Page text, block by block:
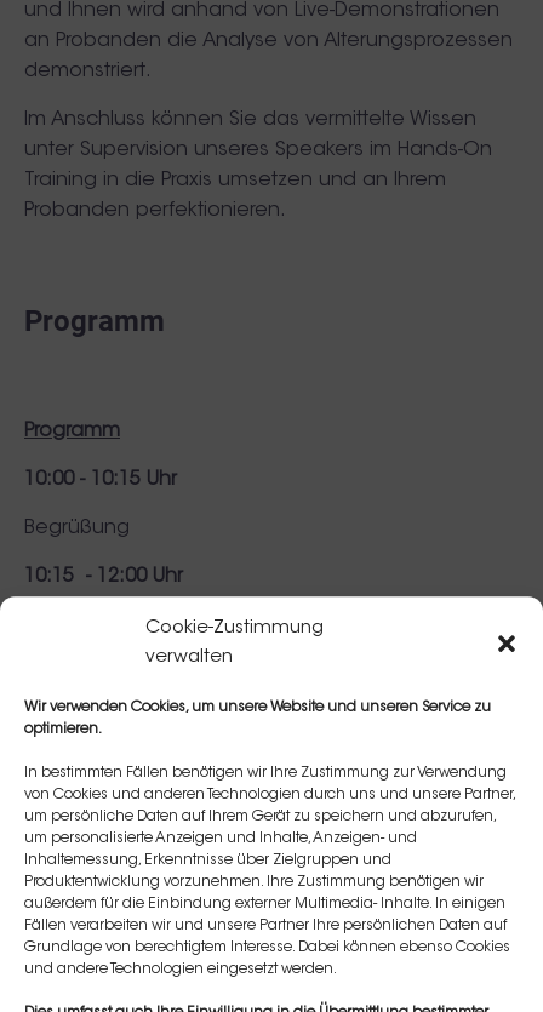
Cookie-Zustimmung
verwalten
Wir verwenden Cookies, um unsere Website und unseren Service zu
optimieren.
In bestimmten Fällen benötigen wir Ihre Zustimmung zur Verwendung
von Cookies und anderen Technologien durch uns und unsere Partner,
um persönliche Daten auf Ihrem Gerät zu speichern und abzurufen,
um personalisierte Anzeigen und Inhalte, Anzeigen- und
Inhaltemessung, Erkenntnisse über Zielgruppen und
Produktentwicklung vorzunehmen. Ihre Zustimmung benötigen wir
außerdem für die Einbindung externer Multimedia- Inhalte. In einigen
Fällen verarbeiten wir und unsere Partner Ihre persönlichen Daten auf
Grundlage von berechtigtem Interesse. Dabei können ebenso Cookies
und andere Technologien eingesetzt werden.
und Ihnen wird anhand von Live-Demonstrationen
an Probanden die Analyse von Alterungsprozessen
demonstriert.
Im Anschluss können Sie das vermittelte Wissen
unter Supervision unseres Speakers im Hands-On
Training in die Praxis umsetzen und an Ihrem
Probanden perfektionieren.
Programm
Programm
10:00 - 10:15 Uhr
Begrüßung
10:15 - 12:00 Uhr
Anatomie
Nebenwirkungen &
Risikomanagement
Interaktives Anatomie-
& Injektionstraining
12:00 - 12:30 Uhr
Pause
12:30 - 16:30 Uhr